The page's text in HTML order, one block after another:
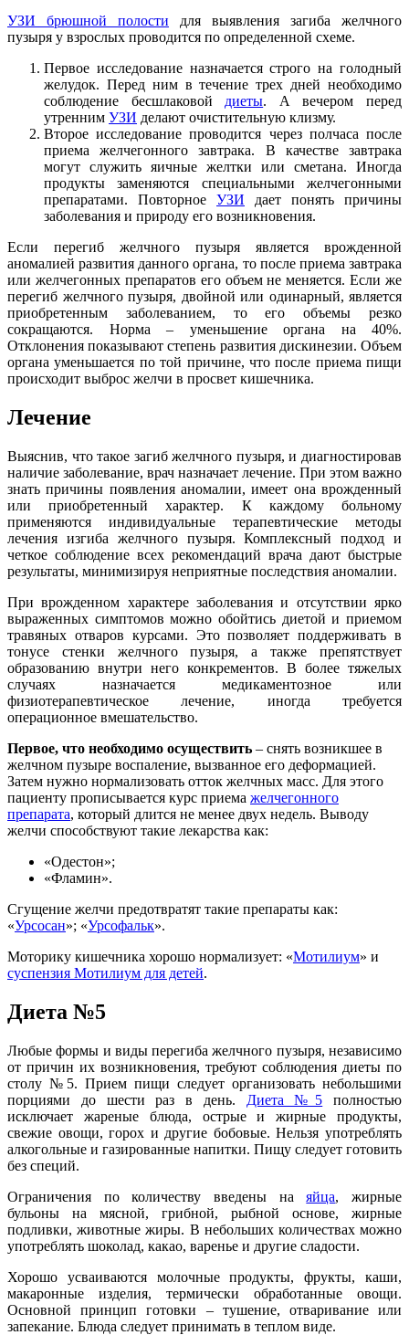
УЗИ брюшной полости для выявления загиба желчного
пузыря у взрослых проводится по определенной схеме.
Первое исследование назначается строго на голодный
желудок. Перед ним в течение трех дней необходимо
соблюдение бесшлаковой диеты. А вечером перед
утренним УЗИ делают очистительную клизму.
Второе исследование проводится через полчаса после
приема желчегонного завтрака. В качестве завтрака
могут служить яичные желтки или сметана. Иногда
продукты заменяются специальными желчегонными
препаратами. Повторное УЗИ дает понять причины
заболевания и природу его возникновения.
Если перегиб желчного пузыря является врожденной
аномалией развития данного органа, то после приема завтрака
или желчегонных препаратов его объем не меняется. Если же
перегиб желчного пузыря, двойной или одинарный, является
приобретенным заболеванием, то его объемы резко
сокращаются. Норма – уменьшение органа на 40%.
Отклонения показывают степень развития дискинезии. Объем
органа уменьшается по той причине, что после приема пищи
происходит выброс желчи в просвет кишечника.
Лечение
Выяснив, что такое загиб желчного пузыря, и диагностировав
наличие заболевание, врач назначает лечение. При этом важно
знать причины появления аномалии, имеет она врожденный
или приобретенный характер. К каждому больному
применяются индивидуальные терапевтические методы
лечения изгиба желчного пузыря. Комплексный подход и
четкое соблюдение всех рекомендаций врача дают быстрые
результаты, минимизируя неприятные последствия аномалии.
При врожденном характере заболевания и отсутствии ярко
выраженных симптомов можно обойтись диетой и приемом
травяных отваров курсами. Это позволяет поддерживать в
тонусе стенки желчного пузыря, а также препятствует
образованию внутри него конкрементов. В более тяжелых
случаях назначается медикаментозное или
физиотерапевтическое лечение, иногда требуется
операционное вмешательство.
Первое, что необходимо осуществить – снять возникшее в
желчном пузыре воспаление, вызванное его деформацией.
Затем нужно нормализовать отток желчных масс. Для этого
пациенту прописывается курс приема желчегонного
препарата, который длится не менее двух недель. Выводу
желчи способствуют такие лекарства как:
«Одестон»;
«Фламин».
Сгущение желчи предотвратят такие препараты как:
«Урсосан»; «Урсофальк».
Моторику кишечника хорошо нормализует: «Мотилиум» и
суспензия Мотилиум для детей.
Диета №5
Любые формы и виды перегиба желчного пузыря, независимо
от причин их возникновения, требуют соблюдения диеты по
столу №5. Прием пищи следует организовать небольшими
порциями до шести раз в день. Диета №5 полностью
исключает жареные блюда, острые и жирные продукты,
свежие овощи, горох и другие бобовые. Нельзя употреблять
алкогольные и газированные напитки. Пищу следует готовить
без специй.
Ограничения по количеству введены наяйца, жирные
бульоны на мясной, грибной, рыбной основе, жирные
подливки, животные жиры. В небольших количествах можно
употреблять шоколад, какао, варенье и другие сладости.
Хорошо усваиваются молочные продукты, фрукты, каши,
макаронные изделия, термически обработанные овощи.
Основной принцип готовки – тушение, отваривание или
запекание. Блюда следует принимать в теплом виде.